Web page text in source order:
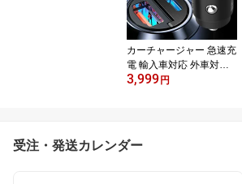
カーチャージャー 急速充
電 輸入車対応 外車対応
QC3.0 同時充電 Switch
レット ドラレコ トラッ
ク 大型車 12V 24V iPhon
3,999 円
受注・発送カレンダー